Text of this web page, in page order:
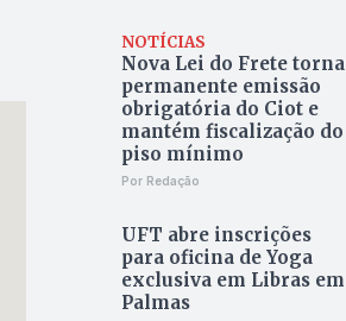
NOTÍCIAS
Nova Lei do Frete torna
permanente emissão
obrigatória do Ciot e
mantém fiscalização do
piso mínimo
Por Redação
UFT abre inscrições
para oficina de Yoga
exclusiva em Libras em
Palmas